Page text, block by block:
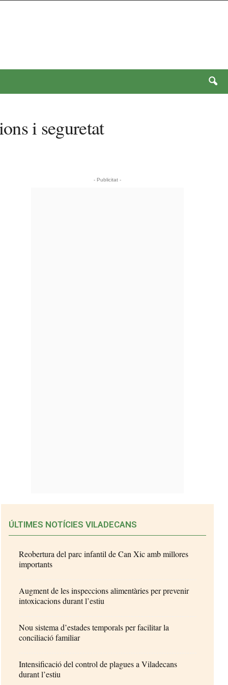
i seguretat
- Publicitat -
ÚLTIMES NOTÍCIES VILADECANS
Reobertura del parc infantil de Can Xic amb millores
importants
Augment de les inspeccions alimentàries per prevenir
intoxicacions durant l’estiu
Nou sistema d’estades temporals per facilitar la
conciliació familiar
Intensificació del control de plagues a Viladecans
durant l’estiu